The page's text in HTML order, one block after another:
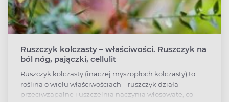
Ruszczyk kolczasty – właściwości. Ruszczyk na
ból nóg, pajączki, cellulit
Ruszczyk kolczasty (inaczej myszopłoch kolczasty) to
roślina o wielu właściwościach – ruszczyk działa
przeciwzapalne i uszczelnia naczynia włosowate, co